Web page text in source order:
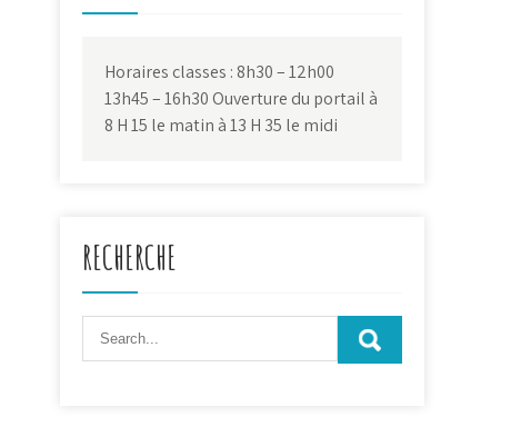
Horaires classes : 8h30 – 12h00
13h45 – 16h30 Ouverture du portail à
8 H 15 le matin à 13 H 35 le midi
RECHERCHE